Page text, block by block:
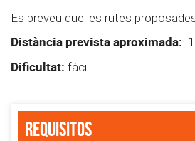
Es preveu que les rutes
Distància prevista aproximada:
Dificultat: fàcil.
Requisitos